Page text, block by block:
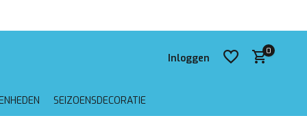
Inloggen
0
SEIZOENSDECORATIE